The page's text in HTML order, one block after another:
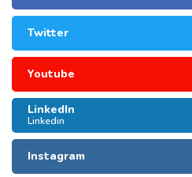
Twitter
Youtube
LinkedIn
Linkedin
Instagram